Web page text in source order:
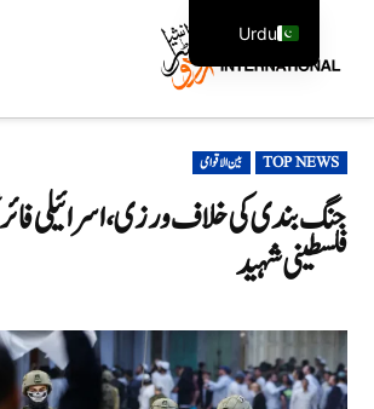
POSTED
IN
TOP NEWS بین الاقوامی
فلسطینی شہید
Urdu
English